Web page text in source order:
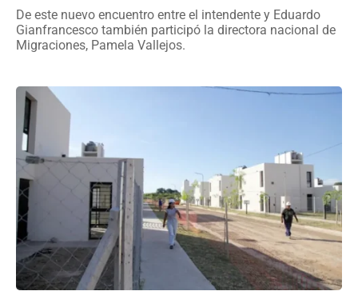
De este nuevo encuentro entre el intendente y Eduardo
Gianfrancesco también participó la directora nacional de
Migraciones, Pamela Vallejos.